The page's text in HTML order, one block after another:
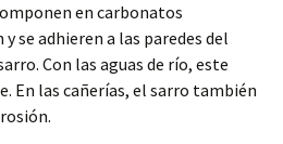
en carbonatos
se adhieren a las paredes del
Con las aguas de río, este
En las cañerías, el sarro también